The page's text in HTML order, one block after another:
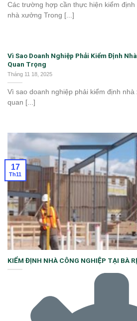
Các trường hợp cần thực hiện kiểm
nhà xưởng Trong [...]
Vì Sao Doanh Nghiệp Phải Kiểm Định
Quan Trọng
Tháng 11 18, 2025
Vì sao doanh nghiệp phải kiểm định
quan [...]
KIỂM ĐỊNH NHÀ CÔNG NGHIỆP TẠI BÀ
17
Th11